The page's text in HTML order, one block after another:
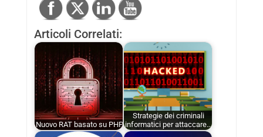
Articoli Correlati:
Nuovo RAT basato su PHP
Strategie dei criminali
informatici per attaccare…